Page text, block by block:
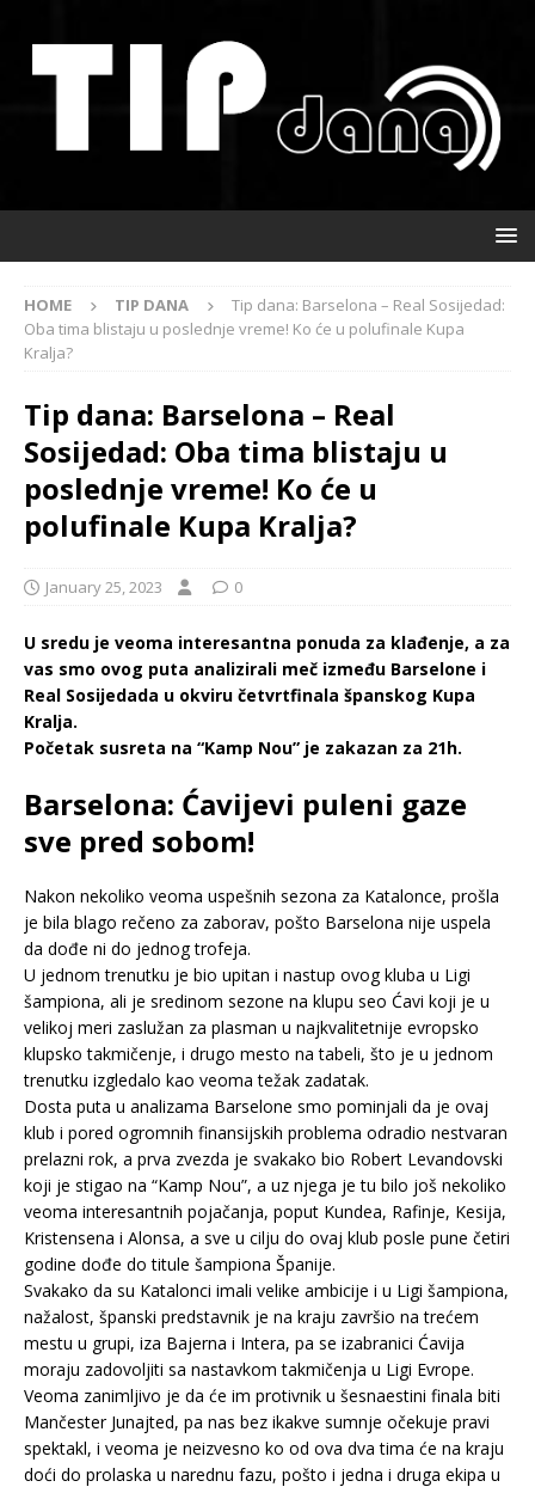
HOME TIP DANA
Tip dana: Barselona – Real Sosijedad:
Oba tima blistaju u poslednje vreme! Ko će u polufinale Kupa
Kralja?
Tip dana: Barselona – Real
Sosijedad: Oba tima blistaju u
poslednje vreme! Ko će u
polufinale Kupa Kralja?
January 25, 2023 0
U sredu je veoma interesantna ponuda za klađenje, a za
vas smo ovog puta analizirali meč između Barselone i
Real Sosijedada u okviru četvrtfinala španskog Kupa
Kralja.
Početak susreta na “Kamp Nou” je zakazan za 21h.
Barselona: Ćavijevi puleni gaze
sve pred sobom!
Nakon nekoliko veoma uspešnih sezona za Katalonce, prošla
je bila blago rečeno za zaborav, pošto Barselona nije uspela
da dođe ni do jednog trofeja.
U jednom trenutku je bio upitan i nastup ovog kluba u Ligi
šampiona, ali je sredinom sezone na klupu seo Ćavi koji je u
velikoj meri zaslužan za plasman u najkvalitetnije evropsko
klupsko takmičenje, i drugo mesto na tabeli, što je u jednom
trenutku izgledalo kao veoma težak zadatak.
Dosta puta u analizama Barselone smo pominjali da je ovaj
klub i pored ogromnih finansijskih problema odradio nestvaran
prelazni rok, a prva zvezda je svakako bio Robert Levandovski
koji je stigao na “Kamp Nou”, a uz njega je tu bilo još nekoliko
veoma interesantnih pojačanja, poput Kundea, Rafinje, Kesija,
Kristensena i Alonsa, a sve u cilju do ovaj klub posle pune četiri
godine dođe do titule šampiona Španije.
Svakako da su Katalonci imali velike ambicije i u Ligi šampiona,
nažalost, španski predstavnik je na kraju završio na trećem
mestu u grupi, iza Bajerna i Intera, pa se izabranici Ćavija
moraju zadovoljiti sa nastavkom takmičenja u Ligi Evrope.
Veoma zanimljivo je da će im protivnik u šesnaestini finala biti
Mančester Junajted, pa nas bez ikakve sumnje očekuje pravi
spektakl, i veoma je neizvesno ko od ova dva tima će na kraju
doći do prolaska u narednu fazu, pošto i jedna i druga ekipa u